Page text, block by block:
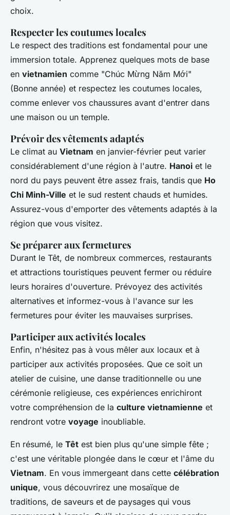
choix.
Respecter les coutumes locales
Le respect des traditions est fondamental pour une
immersion totale. Apprenez quelques mots de base
en vietnamien comme "Chúc Mừng Năm Mới"
(Bonne année) et respectez les coutumes locales,
comme enlever vos chaussures avant d'entrer dans
une maison ou un temple.
Prévoir des vêtements adaptés
Le climat au Vietnam en janvier-février peut varier
considérablement d'une région à l'autre. Hanoi et le
nord du pays peuvent être assez frais, tandis que Ho
Chi Minh-Ville et le sud restent chauds et humides.
Assurez-vous d'emporter des vêtements adaptés à la
région que vous visitez.
Se préparer aux fermetures
Durant le Têt, de nombreux commerces, restaurants
et attractions touristiques peuvent fermer ou réduire
leurs horaires d'ouverture. Prévoyez des activités
alternatives et informez-vous à l'avance sur les
fermetures pour éviter les mauvaises surprises.
Participer aux activités locales
Enfin, n'hésitez pas à vous mêler aux locaux et à
participer aux activités proposées. Que ce soit un
atelier de cuisine, une danse traditionnelle ou une
cérémonie religieuse, ces expériences enrichiront
votre compréhension de la culture vietnamienne et
rendront votre voyage inoubliable.
En résumé, le Têt est bien plus qu'une simple fête ;
c'est une véritable plongée dans le cœur et l'âme du
Vietnam. En vous immergeant dans cette célébration
unique, vous découvrirez une mosaïque de
traditions, de saveurs et de paysages qui vous